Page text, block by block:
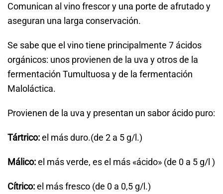
Comunican al vino frescor y una porte de afrutado y
aseguran una larga conservación.
Se sabe que el vino tiene principalmente 7 ácidos
orgánicos: unos provienen de la uva y otros de la
fermentación Tumultuosa y de la fermentación
Maloláctica.
Provienen de la uva y presentan un sabor ácido puro:
Tártrico:el más duro.(de 2 a 5 g/l.)
Málico:el más verde, es el más «ácido» (de 0 a 5 g/l )
Cítrico:el más fresco (de 0 a 0,5 g/l.)